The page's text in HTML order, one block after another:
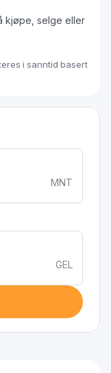
kjøpe, selge eller
i sanntid basert
MNT
GEL